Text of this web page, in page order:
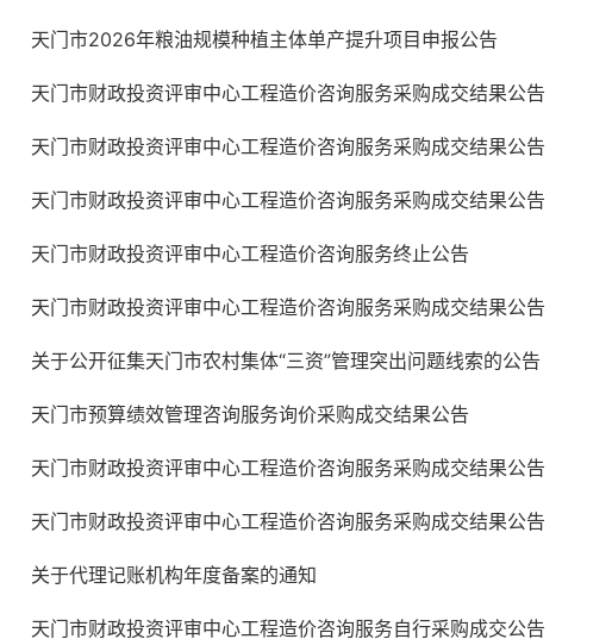
天门市2026年粮油规模种植主体单产提升项目申报公告
天门市财政投资评审中心工程造价咨询服务采购成交结果公告
天门市财政投资评审中心工程造价咨询服务采购成交结果公告
天门市财政投资评审中心工程造价咨询服务采购成交结果公告
天门市财政投资评审中心工程造价咨询服务终止公告
天门市财政投资评审中心工程造价咨询服务采购成交结果公告
关于公开征集天门市农村集体“三资”管理突出问题线索的公告
天门市预算绩效管理咨询服务询价采购成交结果公告
天门市财政投资评审中心工程造价咨询服务采购成交结果公告
天门市财政投资评审中心工程造价咨询服务采购成交结果公告
关于代理记账机构年度备案的通知
天门市财政投资评审中心工程造价咨询服务自行采购成交公告